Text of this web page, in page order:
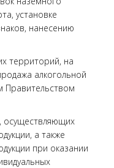
установке
нанесению
территорий, на
алкогольной
Правительством
осуществляющих
а также
при оказании